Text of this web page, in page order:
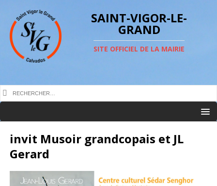
SAINT-VIGOR-LE-
GRAND
SITE OFFICIEL DE LA MAIRIE
invit Musoir grandcopais et JL
Gerard